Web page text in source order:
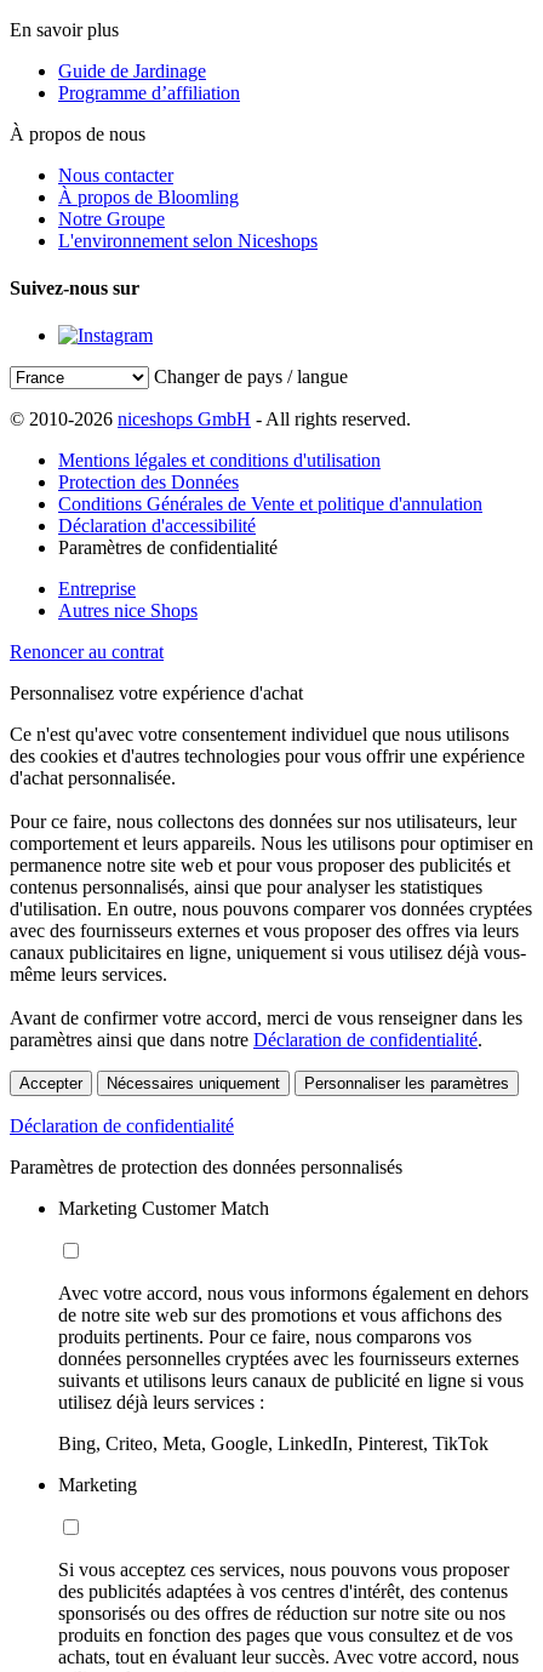
En savoir plus
Guide de Jardinage
Programme d’affiliation
À propos de nous
Nous contacter
À propos de Bloomling
Notre Groupe
L'environnement selon Niceshops
Suivez-nous sur
Changer de pays / langue
© 2010-2026 niceshops GmbH - All rights reserved.
Mentions légales et conditions d'utilisation
Protection des Données
Conditions Générales de Vente et politique d'annulation
Déclaration d'accessibilité
Paramètres de confidentialité
Entreprise
Autres nice Shops
Renoncer au contrat
Personnalisez votre expérience d'achat
Ce n'est qu'avec votre consentement individuel que nous utilisons
des cookies et d'autres technologies pour vous offrir une expérience
d'achat personnalisée.
Pour ce faire, nous collectons des données sur nos utilisateurs, leur
comportement et leurs appareils. Nous les utilisons pour optimiser en
permanence notre site web et pour vous proposer des publicités et
contenus personnalisés, ainsi que pour analyser les statistiques
d'utilisation. En outre, nous pouvons comparer vos données cryptées
avec des fournisseurs externes et vous proposer des offres via leurs
canaux publicitaires en ligne, uniquement si vous utilisez déjà vous-
même leurs services.
Avant de confirmer votre accord, merci de vous renseigner dans les
paramètres ainsi que dans notre Déclaration de confidentialité.
Accepter Nécessaires uniquement Personnaliser les paramètres
Déclaration de confidentialité
Paramètres de protection des données personnalisés
Marketing Customer Match
Avec votre accord, nous vous informons également en dehors
de notre site web sur des promotions et vous affichons des
produits pertinents. Pour ce faire, nous comparons vos
données personnelles cryptées avec les fournisseurs externes
suivants et utilisons leurs canaux de publicité en ligne si vous
utilisez déjà leurs services :
Bing, Criteo, Meta, Google, LinkedIn, Pinterest, TikTok
Marketing
Si vous acceptez ces services, nous pouvons vous proposer
des publicités adaptées à vos centres d'intérêt, des contenus
sponsorisés ou des offres de réduction sur notre site ou nos
produits en fonction des pages que vous consultez et de vos
achats, tout en évaluant leur succès. Avec votre accord, nous